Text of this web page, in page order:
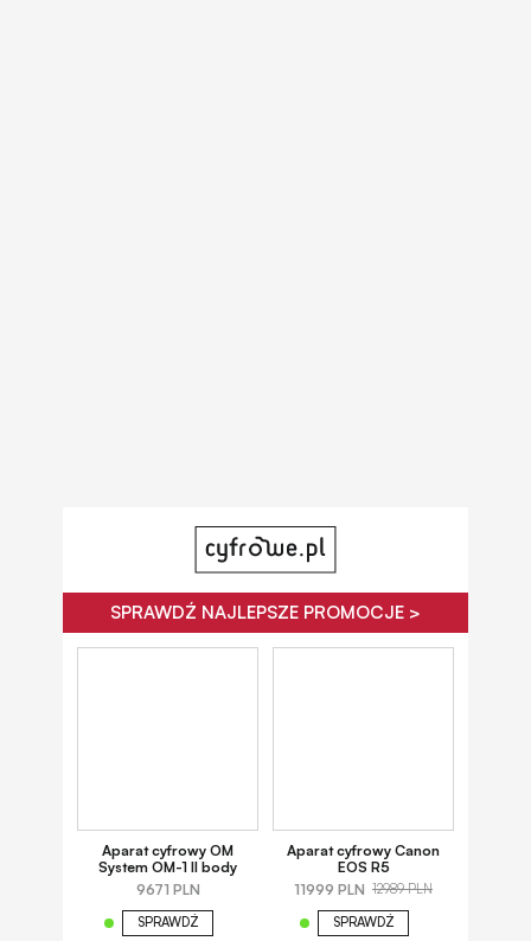
SPRAWDŹ NAJLEPSZE PROMOCJE >
Aparat cyfrowy OM
System OM-1 II body
9671 PLN
SPRAWDŹ
Aparat cyfrowy Canon
EOS R5
11999 PLN 12989 PLN
SPRAWDŹ